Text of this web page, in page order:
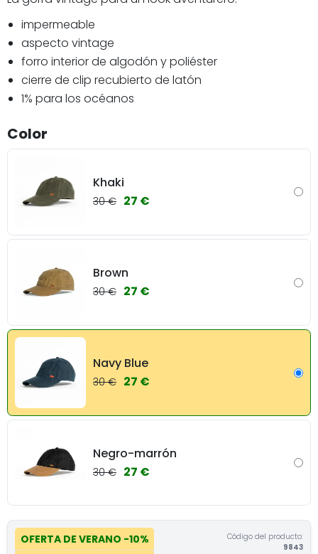
impermeable
aspecto vintage
forro interior de algodón y poliéster
cierre de clip recubierto de latón
1% para los océanos
Color
Khaki
30 € 27 €
Brown
30 € 27 €
Navy Blue
30 € 27 €
Negro-marrón
30 € 27 €
OFERTA DE VERANO -10%
Código del producto:
9843